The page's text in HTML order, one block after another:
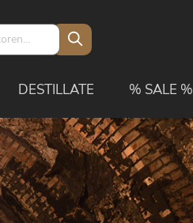
DESTILLATE % SALE %